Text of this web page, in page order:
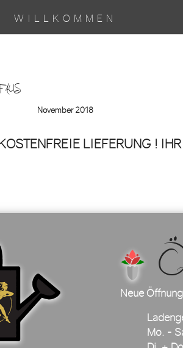
WILLKOMMEN
AUS…
November 2018
LIEFERUNG !
Neue
Mo. -